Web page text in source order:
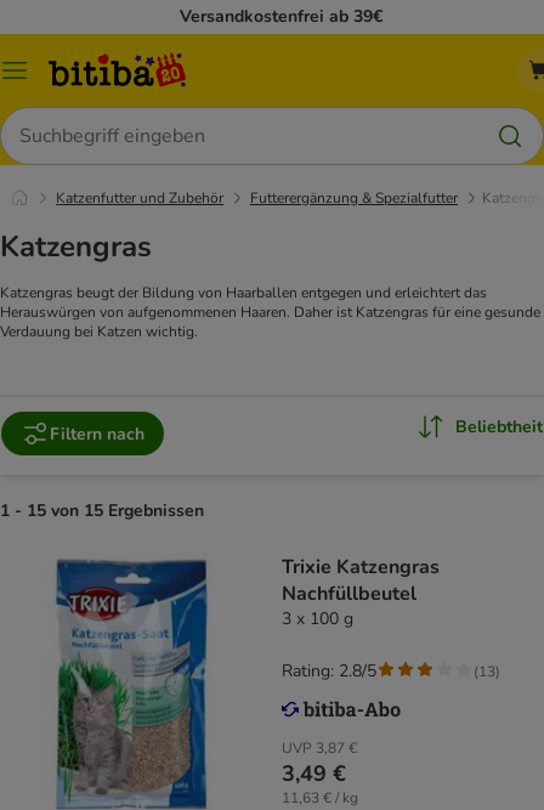
Versandkostenfrei ab 39€
Menü
Suchen
Katzenfutter und Zubehör Futterergänzung & Spezialfutter
Katzengras
Katzengras beugt der Bildung von Haarballen entgegen und erleichtert das
Herauswürgen von aufgenommenen Haaren. Daher ist Katzengras für eine gesunde
Verdauung bei Katzen wichtig.
Filtern nach Beliebtheit
1 - 15 von 15 Ergebnissen
Trixie Katzengras
Nachfüllbeutel
3 x 100 g
UVP 3,87 €
3,49 €
11,63 € / kg
Rating: 2.8/5 (13)